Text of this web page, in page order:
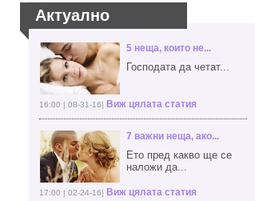
Актуално
5 неща, които не...
Господата да четат...
16:00 | 08-31-16| Виж цялата статия
7 важни неща, ако...
Ето пред какво ще се
наложи да...
17:00 | 02-24-16| Виж цялата статия